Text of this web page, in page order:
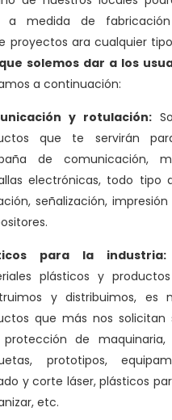
a medida de
proyectos ara cualquier
solemos dar a los
a continuación:
y rotulación:
que te servirán
de comunicación,
electrónicas, todo tipo
señalización, impresión
para la industria:
plásticos y
y distribuimos, es
que más nos solicitan
de maquinaria,
prototipos,
y corte láser, plásticos
etc.